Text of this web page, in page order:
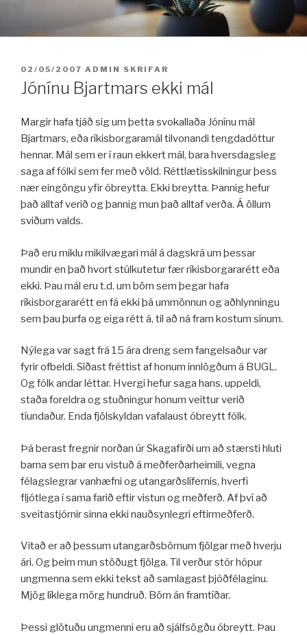
efni
BIRT:
02/05/2007 ADMIN SKRIFAR
Jónínu Bjartmars ekki mál
Margir hafa tjáð sig um þetta svokallaða Jónínu mál
Bjartmars, eða ríkisborgaramál tilvonandi tengdadóttur
hennar. Mál sem er í raun ekkert mál, bara hversdagsleg
saga af fólki sem fer með völd. Réttlætisskilningur þess
nær eingöngu yfir óbreytta. Ekki breytta. Þannig hefur
það alltaf verið og þannig mun það alltaf verða. Á öllum
sviðum valds.
Það eru miklu mikilvægari mál á dagskrá um þessar
mundir en það hvort stúlkutetur fær ríkisborgararétt eða
ekki. Þau mál eru t.d. um börn sem þegar hafa
ríkisborgararétt en fá ekki þá ummönnun og aðhlynningu
sem þau þurfa og eiga rétt á, til að ná fram kostum sínum.
Nýlega var sagt frá 15 ára dreng sem fangelsaður var
fyrir ofbeldi. Síðast fréttist af honum innlögðum á BUGL.
Og fólk andar léttar. Hvergi hefur saga hans, uppeldi,
staða foreldra og stuðningur honum veittur verið
tíundaður. Enda fjölskyldan vafalaust óbreytt fólk.
Þá berast fregnir norðan úr Skagafirði um að stærsti hluti
barna sem þar eru vistuð á meðferðarheimili, vegna
félagslegrar vanhæfni og utangarðslífernis, hverfi
fljótlega í sama farið eftir vistun og meðferð. Af því að
sveitastjórnir sinna ekki nauðsynlegri eftirmeðferð.
Vitað er að þessum utangarðsbörnum fjölgar með hverju
ári. Og þeim mun stöðugt fjölga. Til verður stór hópur
ungmenna sem ekki tekst að samlagast þjóðfélaginu.
Mjög líklega mörg hundruð. Börn án framtíðar.
Þessi glötuðu ungmenni eru að sjálfsögðu óbreytt. Þau